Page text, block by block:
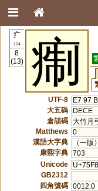
疒
104
8
(13)
痸
UTF-8
E7 97
大五碼
DECE
倉頡碼 大竹月
Matthews
0
漢語大字典
（一
康熙字典 703
Unicode
U+75F8
GB2312
四角號碼 0012.0